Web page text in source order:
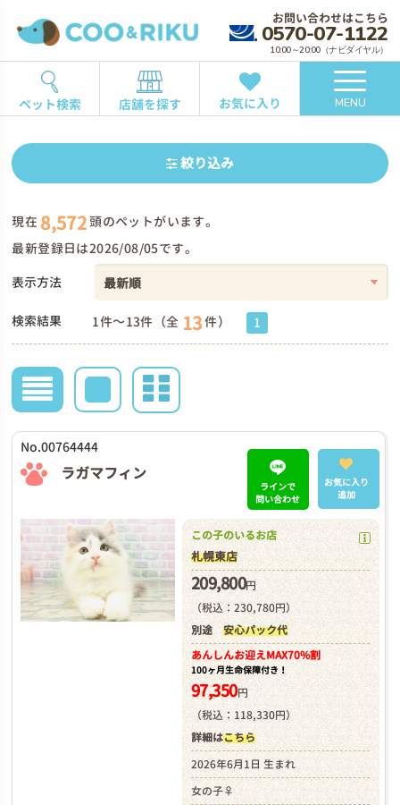
お問い合わせはこちら
0570-07-1122
10:00～20:00（ナビダイヤル）
ペット検索 店舗を探す お気に入り MENU
絞り込み
現在 8,572頭のペットがいます。
最新登録日は2026/08/05です。
表示方法
検索結果 1件～13件（全 13件） 1
No.00764444
ラガマフィン
ラインで
問い合わせ
お気に入り
追加
この子のいるお店
札幌東店
209,800円
（税込：230,780円）
別途 安心パック代
あんしんお迎えMAX70%割
100ヶ月生命保障付き！
97,350円
（税込：118,330円）
詳細はこちら
2026年6月1日 生まれ
女の子♀